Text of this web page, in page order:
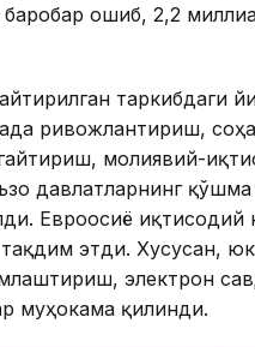
ошиб, 2,2
таркибдаги
ривожлантириш,
молиявий-
давлатларнинг
Евроосиё иқтисодий
этди. Хусусан,
электрон
муҳокама қилинди.